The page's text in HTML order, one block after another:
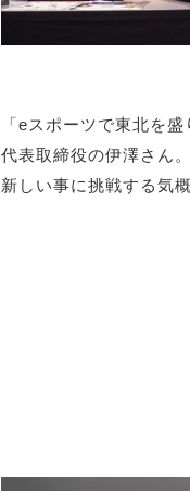
「eスポーツで東北を
代表取締役の伊澤さん。
新しい事に挑戦する気